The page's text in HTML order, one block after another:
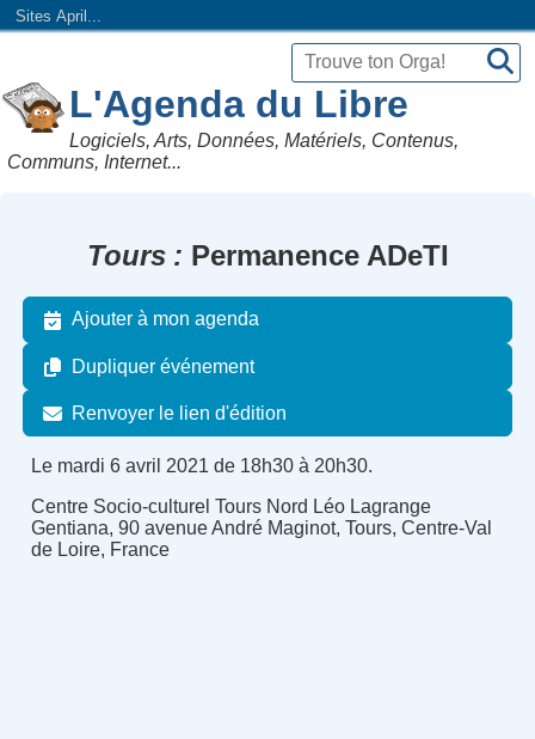
Sites April...
L'Agenda du Libre
Logiciels, Arts, Données, Matériels, Contenus,
Communs, Internet...
Tours Permanence ADeTI
Ajouter à mon agenda
Dupliquer événement
Renvoyer le lien d'édition
Le mardi 6 avril 2021 de 18h30 à 20h30.
Centre Socio-culturel Tours Nord Léo Lagrange
Gentiana, 90 avenue André Maginot, Tours, Centre-Val
de Loire, France